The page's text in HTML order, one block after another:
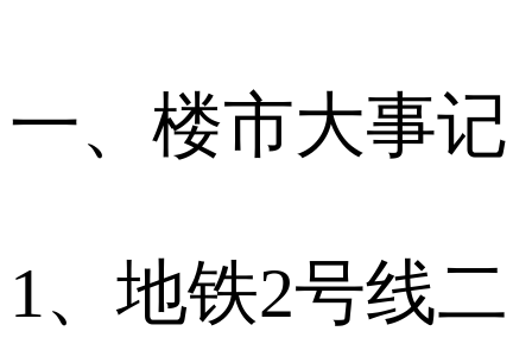
一、楼市大事记
1、地铁2号线二